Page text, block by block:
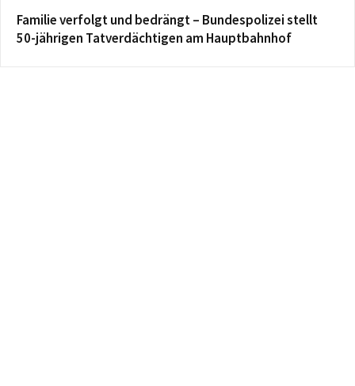
Familie verfolgt und bedrängt – Bundespolizei stellt
50-jährigen Tatverdächtigen am Hauptbahnhof